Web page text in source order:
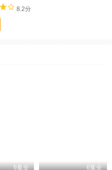
8.2分
6集全 6集全